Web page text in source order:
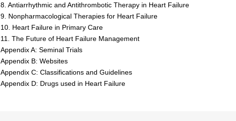
8. Antiarrhythmic and Antithrombotic Therapy in Heart Failure
9. Nonpharmacological Therapies for Heart Failure
10. Heart Failure in Primary Care
11. The Future of Heart Failure Management
Appendix A: Seminal Trials
Appendix B: Websites
Appendix C: Classifications and Guidelines
Appendix D: Drugs used in Heart Failure